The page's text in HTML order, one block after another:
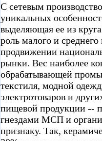
С сетевым
уникальных
выделяющая ее из
роль малого и
продвижении
рынки. Вес наиболее
обрабатывающей
текстиля, модной
электротоваров и
пищевой продукции --
гнездами МСП и
признаку. Так,